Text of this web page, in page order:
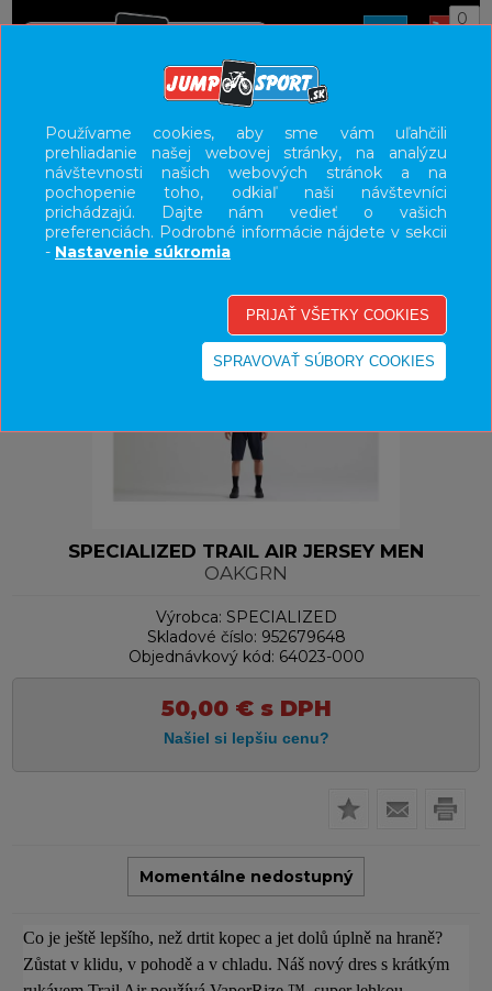
0
UŽÍVATEĽSKÝ PANEL
KATEGÓRIE
HLAVNÉ MENU
SPECIALIZED TRAIL AIR JERSEY MEN
OAKGRN
Výrobca: SPECIALIZED
Skladové číslo: 952679648
Objednávkový kód: 64023-000
50,00 €s DPH
Momentálne nedostupný
Co je ještě lepšího, než drtit kopec a jet dolů úplně na hraně?
Zůstat v klidu, v pohodě a v chladu. Náš nový dres s krátkým
Používame cookies, aby sme vám uľahčili
prehliadanie našej webovej stránky, na analýzu
návštevnosti našich webových stránok a na
pochopenie toho, odkiaľ naši návštevníci
prichádzajú. Dajte nám vedieť o vašich
preferenciách. Podrobné informácie nájdete v sekcii
- Nastavenie súkromia